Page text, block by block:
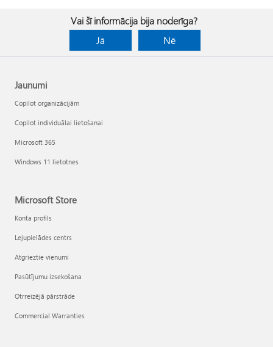
Vai šī informācija bija noderīga?
Jā
Nē
Jaunumi
Copilot organizācijām
Copilot individuālai lietošanai
Microsoft 365
Windows 11 lietotnes
Microsoft Store
Konta profils
Lejupielādes centrs
Atgrieztie vienumi
Pasūtījumu izsekošana
Otrreizējā pārstrāde
Commercial Warranties